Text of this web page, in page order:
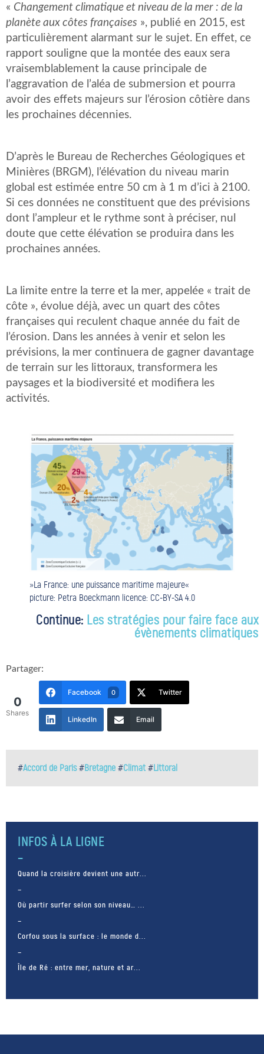
« Changement climatique et niveau de la mer : de la
planète aux côtes françaises », publié en 2015, est
particulièrement alarmant sur le sujet. En effet, ce
rapport souligne que la montée des eaux sera
vraisemblablement la cause principale de
l’aggravation de l’aléa de submersion et pourra
avoir des effets majeurs sur l’érosion côtière dans
les prochaines décennies.
D’après le Bureau de Recherches Géologiques et
Minières (BRGM), l’élévation du niveau marin
global est estimée entre 50 cm à 1 m d’ici à 2100.
Si ces données ne constituent que des prévisions
dont l’ampleur et le rythme sont à préciser, nul
doute que cette élévation se produira dans les
prochaines années.
La limite entre la terre et la mer, appelée « trait de
côte », évolue déjà, avec un quart des côtes
françaises qui reculent chaque année du fait de
l’érosion. Dans les années à venir et selon les
prévisions, la mer continuera de gagner davantage
de terrain sur les littoraux, transformera les
paysages et la biodiversité et modifiera les
activités.
»La France: une puissance maritime majeure«
picture: Petra Boeckmann licence: CC-BY-SA 4.0
Continue: Les stratégies pour faire face aux
évènements climatiques
Partager:
0
Shares
Facebook 0 Twitter
LinkedIn Email
#Accord de Paris#Bretagne #Climat #Littoral
INFOS À LA LIGNE
Quand la croisière devient une autr...
Où partir surfer selon son niveau… ...
Corfou sous la surface : le monde d...
Île de Ré : entre mer, nature et ar...